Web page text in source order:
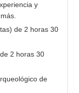
y
de 2 horas 30
2 horas 30
de